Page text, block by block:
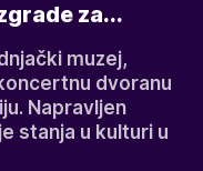
za...
muzej,
dvoranu
Napravljen
stanja u kulturi u